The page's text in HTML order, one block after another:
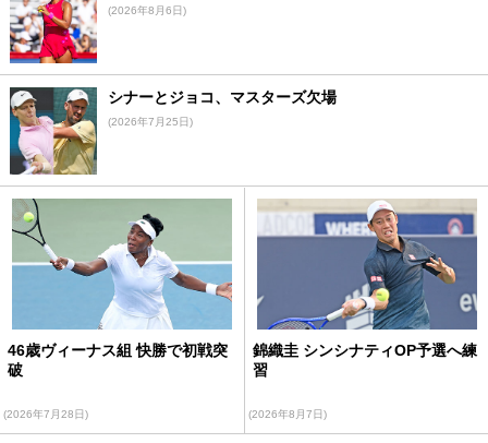
(2026年8月6日)
シナーとジョコ、マスターズ欠場
(2026年7月25日)
46歳ヴィーナス組 快勝で初戦突
破
(2026年7月28日)
錦織圭 シンシナティOP予選へ練
習
(2026年8月7日)